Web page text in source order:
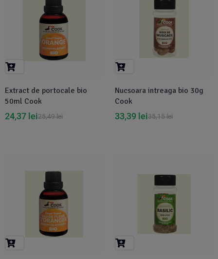
Extract de portocale bio
50ml Cook
25,49lei
24,37 lei
Nucsoara intreaga bio 30g
Cook
35,15lei
33,39 lei